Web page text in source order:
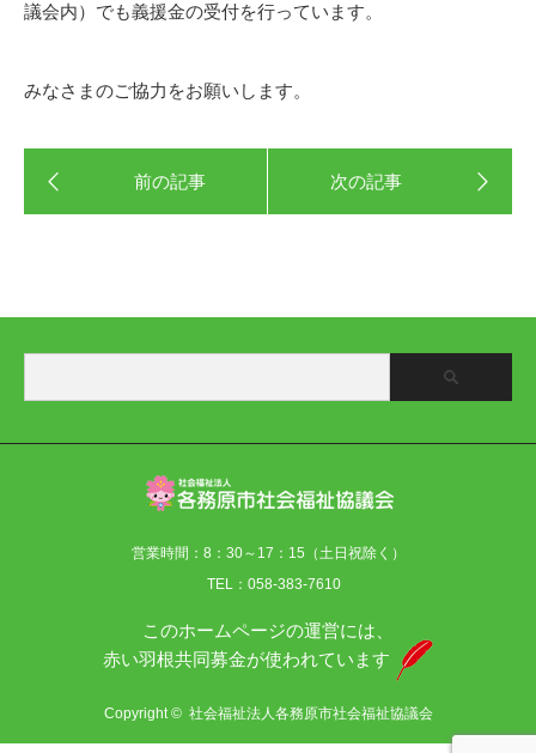
議会内）でも義援金の受付を行っています。
みなさまのご協力をお願いします。
営業時間：8：30～17：15（土日祝除く）
TEL：058-383-7610
このホームページの運営には、
赤い羽根共同募金が使われています
Copyright © 社会福祉法人各務原市社会福祉協議会